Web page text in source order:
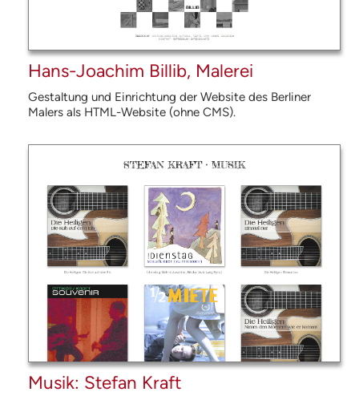
Hans-Joachim Billib, Malerei
Gestaltung und Einrichtung der Website des Berliner
Malers als HTML-Website (ohne CMS).
Musik: Stefan Kraft